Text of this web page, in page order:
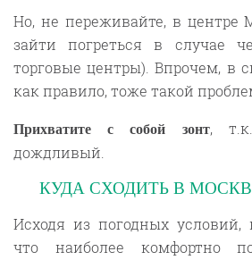
Но, не переживайте, в центре
зайти погреться в случае
торговые центры). Впрочем, в
как правило, тоже такой
Прихватите с собой зонт,
дождливый.
КУДА СХОДИТЬ В
Исходя из погодных
что наиболее комфортно